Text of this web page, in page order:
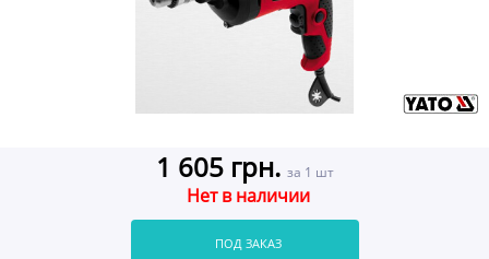
1 605 грн. за 1 шт
Нет в наличии
ПОД ЗАКАЗ